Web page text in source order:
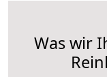
Was wir